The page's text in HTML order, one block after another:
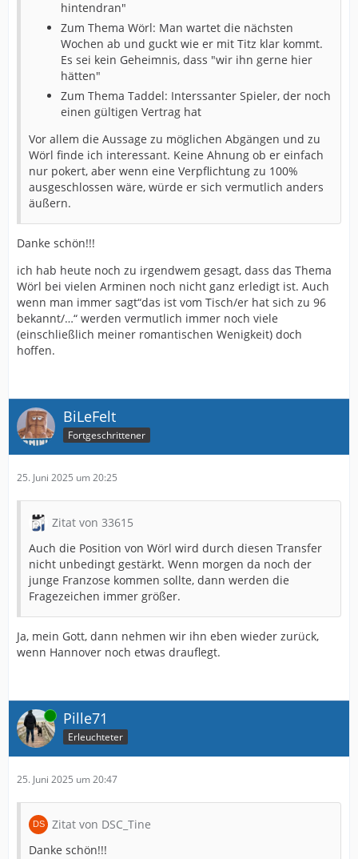
hintendran"
Zum Thema Wörl: Man wartet die nächsten
Wochen ab und guckt wie er mit Titz klar kommt.
Es sei kein Geheimnis, dass "wir ihn gerne hier
hätten"
Zum Thema Taddel: Interssanter Spieler, der noch
einen gültigen Vertrag hat
Vor allem die Aussage zu möglichen Abgängen und zu
Wörl finde ich interessant. Keine Ahnung ob er einfach
nur pokert, aber wenn eine Verpflichtung zu 100%
ausgeschlossen wäre, würde er sich vermutlich anders
äußern.
Danke schön!!!
ich hab heute noch zu irgendwem gesagt, dass das Thema
Wörl bei vielen Arminen noch nicht ganz erledigt ist. Auch
wenn man immer sagt“das ist vom Tisch/er hat sich zu 96
bekannt/…“ werden vermutlich immer noch viele
(einschließlich meiner romantischen Wenigkeit) doch
hoffen.
BiLeFelt
Fortgeschrittener
25. Juni 2025 um 20:25
Zitat von 33615
Auch die Position von Wörl wird durch diesen Transfer
nicht unbedingt gestärkt. Wenn morgen da noch der
junge Franzose kommen sollte, dann werden die
Fragezeichen immer größer.
Ja, mein Gott, dann nehmen wir ihn eben wieder zurück,
wenn Hannover noch etwas drauflegt.
Online Pille71
Erleuchteter
25. Juni 2025 um 20:47
Zitat von DSC_Tine
Danke schön!!!